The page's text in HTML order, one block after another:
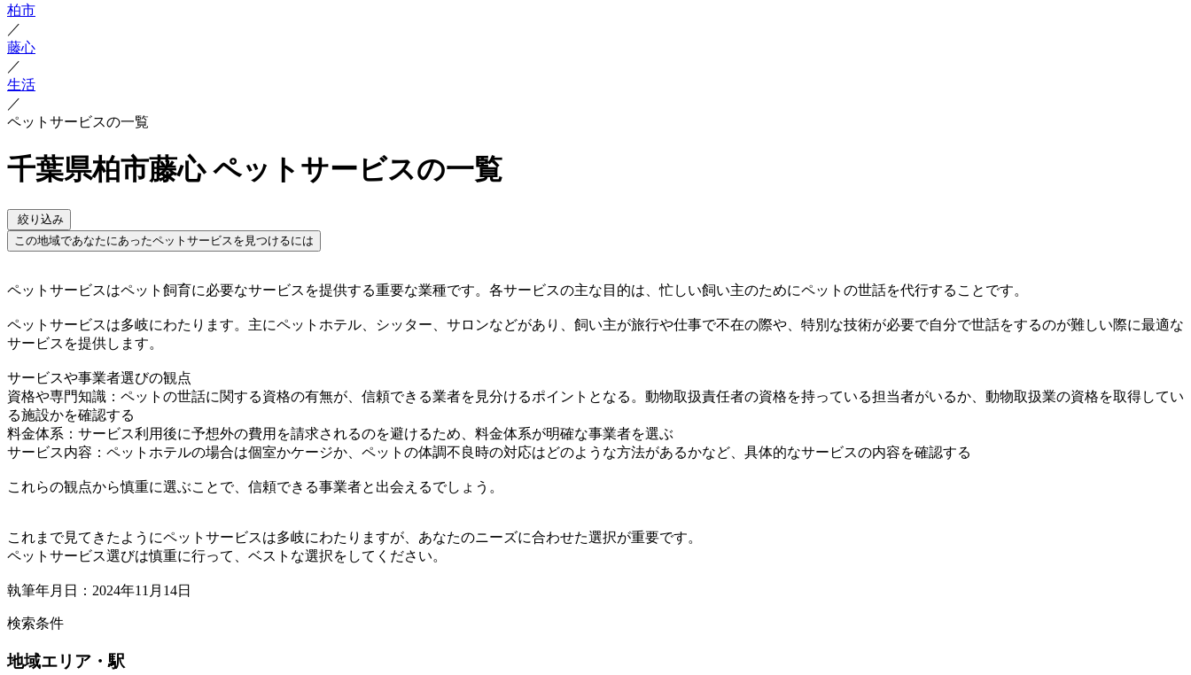
柏市
／
藤心
／
生活
／
ペットサービスの一覧
千葉県柏市藤心 ペットサービスの一覧
絞り込み
この地域であなたにあったペットサービスを見つけるには
ペットサービスはペット飼育に必要なサービスを提供する重要な業種です。各サービスの主な目的は、忙しい飼い主のためにペットの世話を代行することです。
ペットサービスは多岐にわたります。主にペットホテル、シッター、サロンなどがあり、飼い主が旅行や仕事で不在の際や、特別な技術が必要で自分で世話をするのが難しい際に最適な
サービスを提供します。
サービスや事業者選びの観点
資格や専門知識：ペットの世話に関する資格の有無が、信頼できる業者を見分けるポイントとなる。動物取扱責任者の資格を持っている担当者がいるか、動物取扱業の資格を取得してい
る施設かを確認する
料金体系：サービス利用後に予想外の費用を請求されるのを避けるため、料金体系が明確な事業者を選ぶ
サービス内容：ペットホテルの場合は個室かケージか、ペットの体調不良時の対応はどのような方法があるかなど、具体的なサービスの内容を確認する
これらの観点から慎重に選ぶことで、信頼できる事業者と出会えるでしょう。
これまで見てきたようにペットサービスは多岐にわたりますが、あなたのニーズに合わせた選択が重要です。
ペットサービス選びは慎重に行って、ベストな選択をしてください。
執筆年月日：2024年11月14日
検索条件
地域エリア・駅